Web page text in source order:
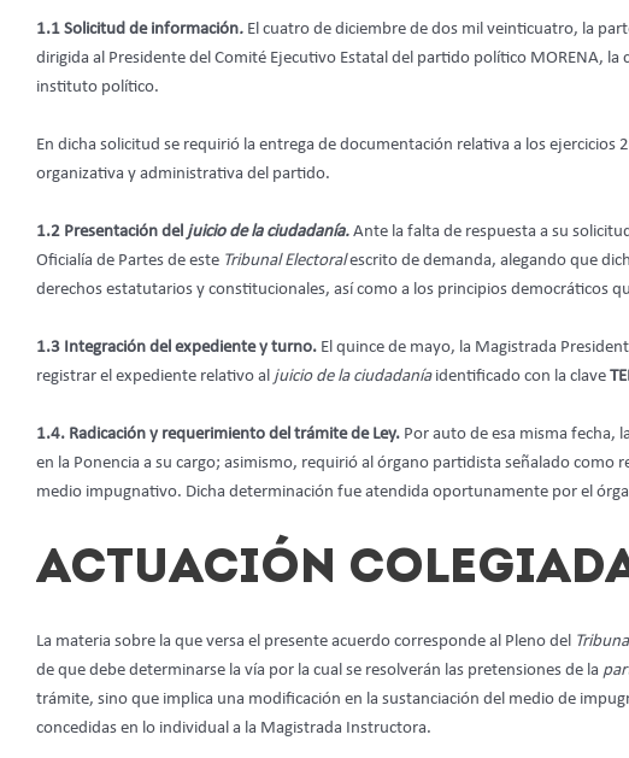
1.1 Solicitud de información. El cuatro de diciembre de dos mil veinticuatro, la
dirigida al Presidente del Comité Ejecutivo Estatal del partido político MORENA,
instituto político.
En dicha solicitud se requirió la entrega de documentación relativa a los
organizativa y administrativa del partido.
1.2 Presentación del juicio de la ciudadanía. Ante la falta de respuesta a su
Oficialía de Partes de este Tribunal Electoralescrito de demanda, alegando que
derechos estatutarios y constitucionales, así como a los principios democráticos
1.3 Integración del expediente y turno. El quince de mayo, la Magistrada
registrar el expediente relativo al juicio de la ciudadaníaidentificado con la clave
1.4. Radicación y requerimiento del trámite de Ley. Por auto de esa misma fecha,
en la Ponencia a su cargo; asimismo, requirió al órgano partidista señalado como
medio impugnativo. Dicha determinación fue atendida oportunamente por el
ACTUACIÓN
La materia sobre la que versa el presente acuerdo corresponde al Pleno del
de que debe determinarse la vía por la cual se resolverán las pretensiones de la
trámite, sino que implica una modificación en la sustanciación del medio de
concedidas en lo individual a la Magistrada Instructora.